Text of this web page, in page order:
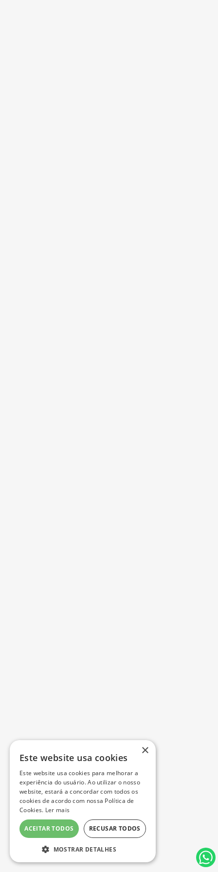
×
Este website usa cookies
Este website usa cookies para melhorar a
experiência do usuário. Ao utilizar o nosso
website, estará a concordar com todos os
cookies de acordo com nossa Política de
Cookies. Ler mais
ACEITAR TODOS RECUSAR TODOS
MOSTRAR DETALHES